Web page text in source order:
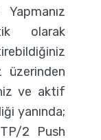
olarak
üzerinden
ve aktif
yanında;
2 Push